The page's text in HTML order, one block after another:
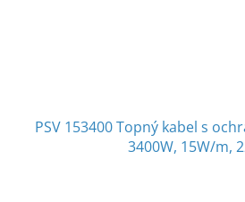
PSV 153400 Topný kabel s
3400W, 15W/m,